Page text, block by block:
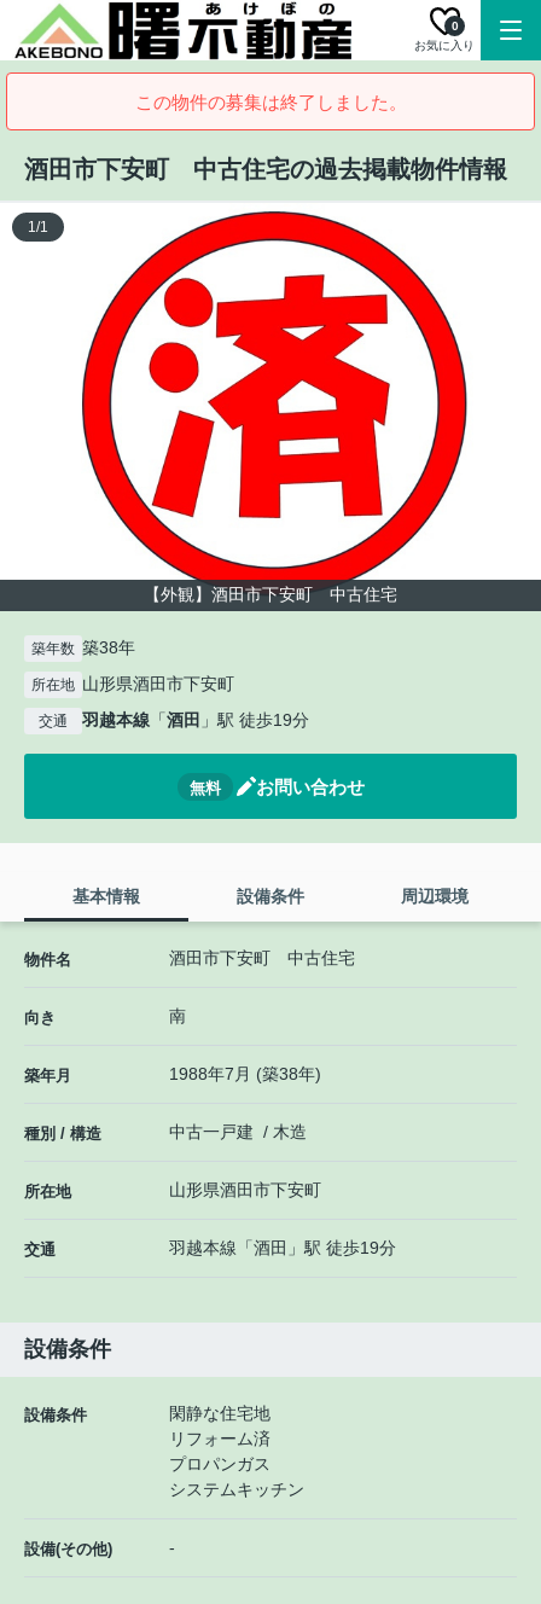
お気に入り
0
この物件の募集は終了しました。
酒田市下安町 中古住宅の過去掲載物件情報
【外観】酒田市下安町 中古住宅
1/1
築年数 築38年
所在地 山形県酒田市下安町
交通 羽越本線 「酒田 」駅 徒歩19分
無料 お問い合わせ
基本情報 設備条件 周辺環境
物件名 酒田市下安町 中古住宅
向き 南
築年月 1988年7月 (築38年)
種別 / 構造 中古一戸建 / 木造
所在地 山形県酒田市下安町
交通 羽越本線 「酒田 」駅 徒歩19分
設備条件
設備条件
閑静な住宅地
リフォーム済
プロパンガス
システムキッチン
設備(その他) -